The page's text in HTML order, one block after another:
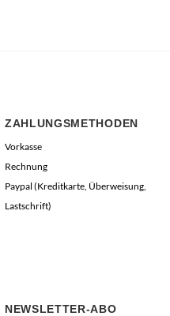
ZAHLUNGSMETHODEN
Vorkasse
Rechnung
Paypal (Kreditkarte, Überweisung,
Lastschrift)
NEWSLETTER-ABO